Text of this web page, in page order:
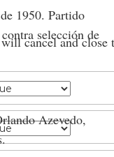
cancel and close
1950. Partido
selección de
Azevedo,